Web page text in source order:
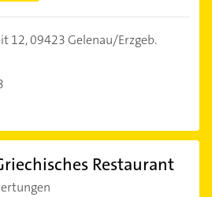
12,09423 Gelenau/Erzgeb.
Restaurant